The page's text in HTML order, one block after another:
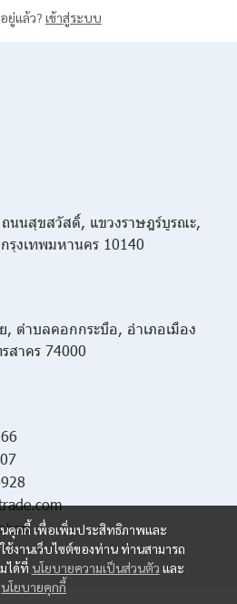
ยู่แล้ว? เข้าสู่ระบบ
นคุกกี้ เพื่อเพิ่มประสิทธิภาพและ
งานเว็บไซต์ของท่าน ท่านสามารถ
ได้ที่ นโยบายความเป็นส่วนตัว และ
นโยบายคุกกี้
นนสุขสวัสดิ์, แขวงราษฎร์บูรณะ,
รุงเทพมหานคร 10140
ตำบลคอกกระบือ, อำเภอเมือง
สาคร 74000